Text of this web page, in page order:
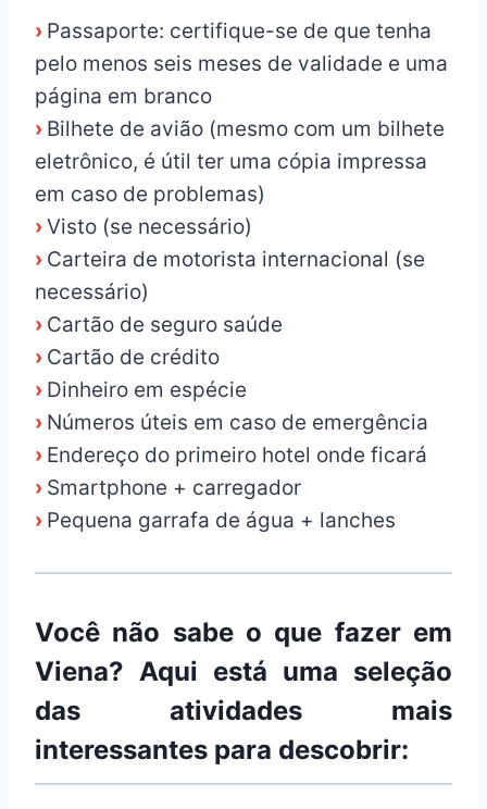
› Passaporte: certifique-se de que tenha
pelo menos seis meses de validade e uma
página em branco
› Bilhete de avião (mesmo com um bilhete
eletrônico, é útil ter uma cópia impressa
em caso de problemas)
›Visto (se necessário)
› Carteira de motorista internacional (se
necessário)
› Cartão de seguro saúde
› Cartão de crédito
› Dinheiro em espécie
› Números úteis em caso de emergência
› Endereço do primeiro hotel onde ficará
› Smartphone + carregador
› Pequena garrafa de água + lanches
Você não sabe o que fazer em
Viena? Aqui está uma seleção
das atividades mais
interessantes para descobrir: